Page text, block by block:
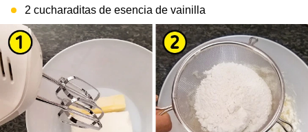
2 cucharaditas de esencia de vainilla